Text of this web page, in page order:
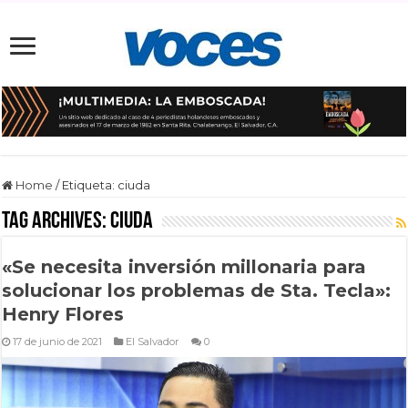
Home / Etiqueta: ciuda
Tag Archives:ciuda
«Se necesita inversión millonaria para
solucionar los problemas de Sta. Tecla»:
Henry Flores
17 de junio de 2021 El Salvador 0